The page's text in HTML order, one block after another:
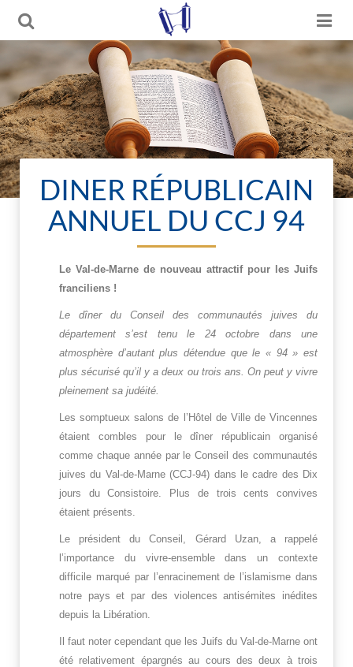
DINER RÉPUBLICAIN
ANNUEL DU CCJ 94
Le Val-de-Marne de nouveau attractif pour les Juifs
franciliens !
Le dîner du Conseil des communautés juives du
département s’est tenu le 24 octobre dans une
atmosphère d’autant plus détendue que le « 94 » est
plus sécurisé qu’il y a deux ou trois ans. On peut y vivre
pleinement sa judéité.
Les somptueux salons de l’Hôtel de Ville de Vincennes
étaient combles pour le dîner républicain organisé
comme chaque année par le Conseil des communautés
juives du Val-de-Marne (CCJ-94) dans le cadre des Dix
jours du Consistoire. Plus de trois cents convives
étaient présents.
Le président du Conseil, Gérard Uzan, a rappelé
l’importance du vivre-ensemble dans un contexte
difficile marqué par l’enracinement de l’islamisme dans
notre pays et par des violences antisémites inédites
depuis la Libération.
Il faut noter cependant que les Juifs du Val-de-Marne ont
été relativement épargnés au cours des deux à trois